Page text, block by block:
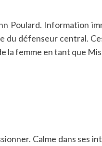
Poulard. Information
du défenseur central.
la femme en tant que
Calme dans ses